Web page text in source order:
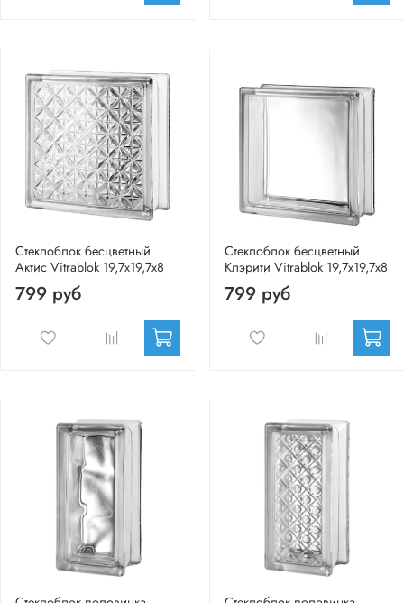
Стеклоблок бесцветный
Актис Vitrablok 19,7x19,7x8
799 руб
Стеклоблок бесцветный
Клэрити Vitrablok 19,7x19,7x8
799 руб